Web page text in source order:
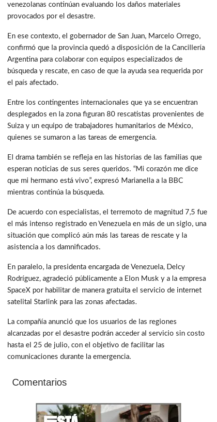
venezolanas continúan evaluando los daños materiales
provocados por el desastre.
En ese contexto, el gobernador de San Juan, Marcelo Orrego,
confirmó que la provincia quedó a disposición de la Cancillería
Argentina para colaborar con equipos especializados de
búsqueda y rescate, en caso de que la ayuda sea requerida por
el país afectado.
Entre los contingentes internacionales que ya se encuentran
desplegados en la zona figuran 80 rescatistas provenientes de
Suiza y un equipo de trabajadores humanitarios de México,
quienes se sumaron a las tareas de emergencia.
El drama también se refleja en las historias de las familias que
esperan noticias de sus seres queridos. “Mi corazón me dice
que mi hermano está vivo”, expresó Marianella a la BBC
mientras continúa la búsqueda.
De acuerdo con especialistas, el terremoto de magnitud 7,5 fue
el más intenso registrado en Venezuela en más de un siglo, una
situación que complicó aún más las tareas de rescate y la
asistencia a los damnificados.
En paralelo, la presidenta encargada de Venezuela, Delcy
Rodríguez, agradeció públicamente a Elon Musk y a la empresa
SpaceX por habilitar de manera gratuita el servicio de internet
satelital Starlink para las zonas afectadas.
La compañía anunció que los usuarios de las regiones
alcanzadas por el desastre podrán acceder al servicio sin costo
hasta el 25 de julio, con el objetivo de facilitar las
comunicaciones durante la emergencia.
Comentarios